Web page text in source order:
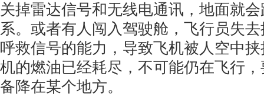
关掉雷达信号和无线电通讯，地面就
系。或者有人闯入驾驶舱，飞行员失
呼救信号的能力，导致飞机被人空中
机的燃油已经耗尽，不可能仍在飞行
备降在某个地方。